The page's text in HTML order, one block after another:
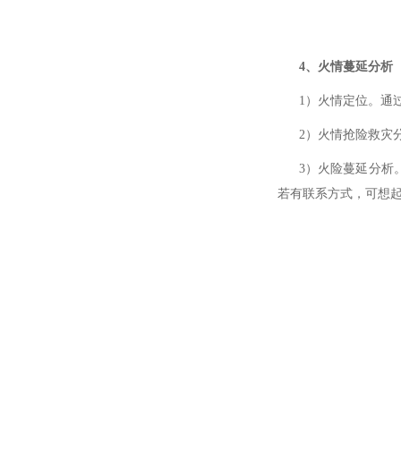
4、火情蔓延分析
1）火情定位。通过
2）火情抢险救灾分
3）火险蔓延分析。
若有联系方式，可想